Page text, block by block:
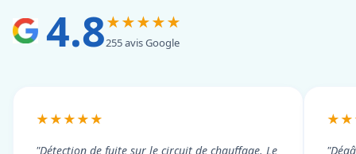
4.8★★★★★
255 avis Google
★★★★★
"Détection de fuite sur le circuit de chauffage. Le